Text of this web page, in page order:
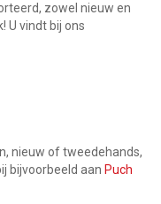
zowel nieuw en
U vindt bij ons
nieuw of tweedehands,
bijvoorbeeld aan Puch